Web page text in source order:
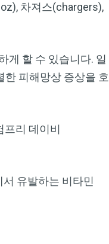
차져스(chargers),
게 할 수 있습니다. 일
한 피해망상 증상을 호
리 데이비
유발하는 비타민